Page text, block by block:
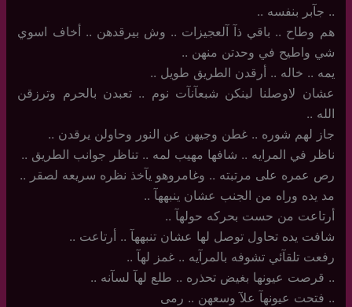
..‏ جآبر بنفسه ..
هم وطاح .. باقي ذآ آلعجيزات .. وش بيرقدهن .. أخاف اسوي
شي واطيح في وحدتن منهن ..
يمه .. خاله .. أرقدن الطريق طويل ..
عشان لاوصلنا لينكن شبعآنآت نوم .. تعبدن بالحرم وترزقن
الله ..
جاز لهم شوره .. غطن وجيهن عن النور وحاولن يرقدن ..
ناظر في المرايه .. شافها مهيب لمه .. تناظر جوانب الطريق ..
رص عمره على مرتبته .. وغامروهو يآخذ نظره سريعه لصقر ..
مد يده وراه من الجنب عشان ينبههآ ..
أرتاعت من حست بحركه حولهآ .. ‏
شافت يده تحاول توصل لها عشان تنبههآ .. أرتاعت ..
رفعت تلقآئي تشوفه بالمرآيه .. غمز لهآ ..
..‏ قرصت عيونها بغيض تحذره .. طلع لهآ لسآنه ..
..‏ فتحت عيونهآ علآ وسعهن .. رمى